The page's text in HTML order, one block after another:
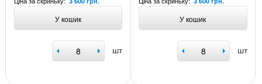
У кошик
шт
У кошик
шт